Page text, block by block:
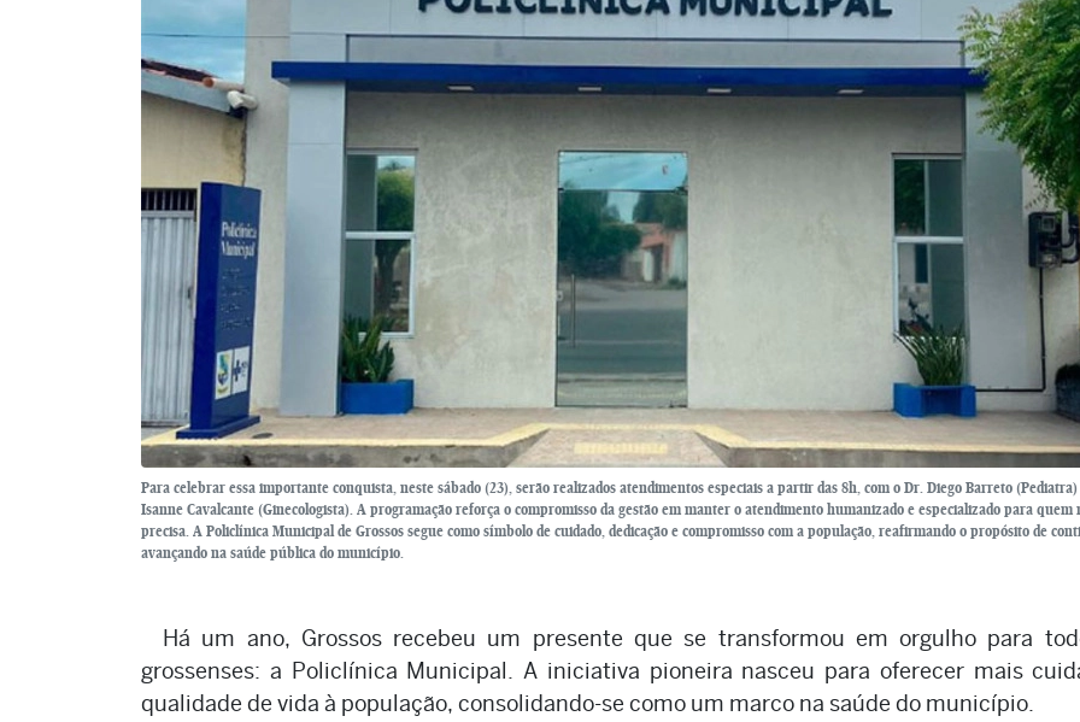
Para celebrar essa importante conquista, neste sábado (23), serão realizados atendimentos especiais a partir das 8h, com o Dr. Diego Barreto
Isanne Cavalcante (Ginecologista). A programação reforça o compromisso da gestão em manter o atendimento humanizado e especializado para quem
precisa. A Policlínica Municipal de Grossos segue como símbolo de cuidado, dedicação e compromisso com a população, reafirmando o propósito de
avançando na saúde pública do município.
Há um ano, Grossos recebeu um presente que se transformou em orgulho para
grossenses: a Policlínica Municipal. A iniciativa pioneira nasceu para oferecer mais
qualidade de vida à população, consolidando-se como um marco na saúde do município.